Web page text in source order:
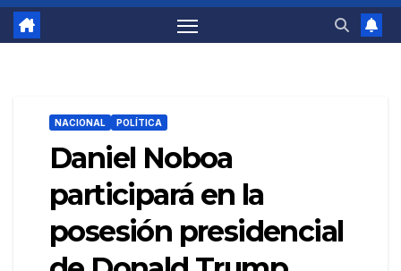
NACIONAL POLÍTICA
Daniel Noboa
participará en la
posesión presidencial